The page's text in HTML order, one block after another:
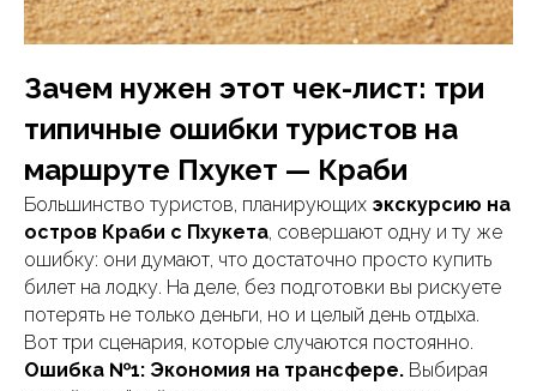
Зачем нужен этот чек-лист: три
типичные ошибки туристов на
маршруте Пхукет — Краби
Большинство туристов, планирующих экскурсию на
остров Краби с Пхукета, совершают одну и ту же
ошибку: они думают, что достаточно просто купить
билет на лодку. На деле, без подготовки вы рискуете
потерять не только деньги, но и целый день отдыха.
Вот три сценария, которые случаются постоянно.
Ошибка №1: Экономия на трансфере. Выбирая